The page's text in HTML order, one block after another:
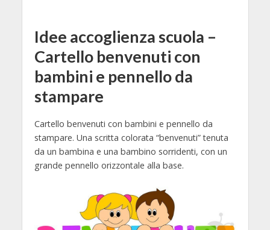
Idee accoglienza scuola –
Cartello benvenuti con
bambini e pennello da
stampare
Cartello benvenuti con bambini e pennello da
stampare. Una scritta colorata “benvenuti” tenuta
da un bambina e una bambino sorridenti, con un
grande pennello orizzontale alla base.